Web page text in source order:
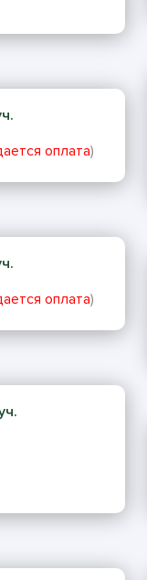
оплата)
оплата)